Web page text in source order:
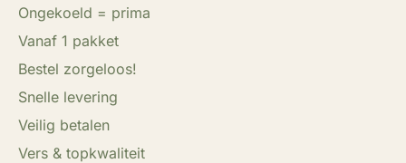
Ongekoeld = prima
Vanaf 1 pakket
Bestel zorgeloos!
Snelle levering
Veilig betalen
Vers & topkwaliteit